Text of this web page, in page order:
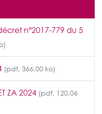
n°2017-779 du 5
(pdf, 366,00 ko)
ZA 2024 (pdf, 120,06